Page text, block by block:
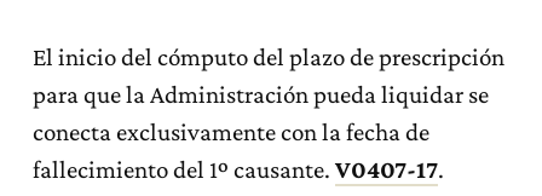
El inicio del cómputo del plazo de prescripción
para que la Administración pueda liquidar se
conecta exclusivamente con la fecha de
fallecimiento del 1º causante. V0407-17.